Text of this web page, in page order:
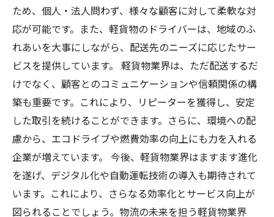
ため、個人・法人問わず、様々な顧客に対して柔軟な対
応が可能です。また、軽貨物のドライバーは、地域のふ
れあいを大事にしながら、配送先のニーズに応じたサー
ビスを提供しています。 軽貨物業界は、ただ配送するだ
けでなく、顧客とのコミュニケーションや信頼関係の構
築も重要です。これにより、リピーターを獲得し、安定
した取引を続けることができます。さらに、環境への配
慮から、エコドライブや燃費効率の向上にも力を入れる
企業が増えています。 今後、軽貨物業界はますます進化
を遂げ、デジタル化や自動運転技術の導入も期待されて
います。これにより、さらなる効率化とサービス向上が
図られることでしょう。物流の未来を担う軽貨物業界